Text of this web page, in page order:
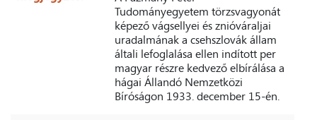
Tudományegyetem törzsvagyonát
képező vágsellyei és znióváraljai
uradalmának a csehszlovák állam
általi lefoglalása ellen indított per
magyar részre kedvező elbírálása a
hágai Állandó Nemzetközi
Bíróságon 1933. december 15-én.